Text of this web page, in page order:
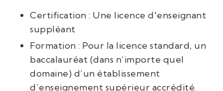
Certification : Une licence d'enseignant
suppléant
Formation : Pour la licence standard, un
baccalauréat (dans n’importe quel
domaine) d’un établissement
d’enseignement supérieur accrédité.